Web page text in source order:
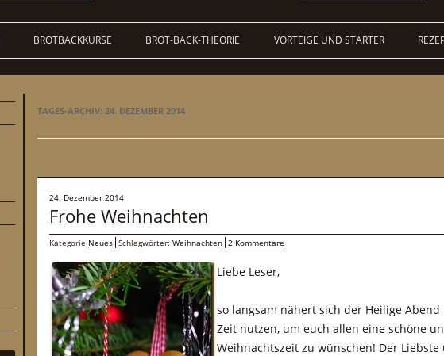
BROTBACKKURSE BROT-BACK-THEORIE VORTEIGE UND STARTER
TAGES-ARCHIV: 24. DEZEMBER 2014
24. Dezember 2014
Frohe Weihnachten
Kategorie Neues Schlagwörter: Weihnachten 2 Kommentare
Liebe Leser,
so langsam nähert sich der Heilige
Zeit nutzen, um euch allen eine schöne
Weihnachtszeit zu wünschen! Der